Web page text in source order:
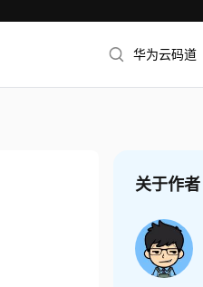
华为云码道
关于作者